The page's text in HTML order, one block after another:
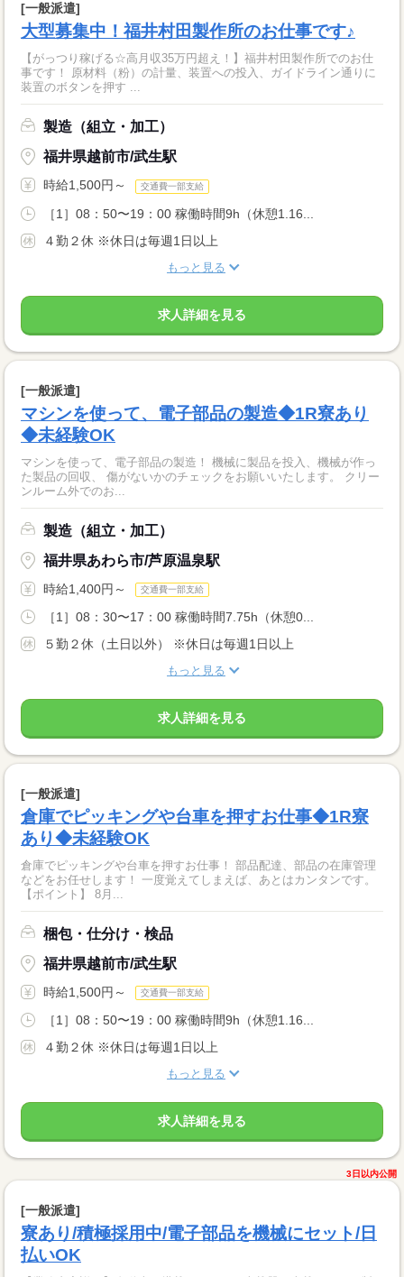
[一般派遣]
大型募集中！福井村田製作所のお仕事です♪
【がっつり稼げる☆高月収35万円超え！】福井村田製作所でのお仕
事です！ 原材料（粉）の計量、装置への投入、ガイドライン通りに
装置のボタンを押す ...
製造（組立・加工）
福井県越前市/武生駅
時給1,500円～ 交通費一部支給
［1］08：50〜19：00 稼働時間9h（休憩1.16...
４勤２休 ※休日は毎週1日以上
もっと見る
求人詳細を見る
[一般派遣]
マシンを使って、電子部品の製造◆1R寮あり
◆未経験OK
マシンを使って、電子部品の製造！ 機械に製品を投入、機械が作っ
た製品の回収、 傷がないかのチェックをお願いいたします。 クリー
ンルーム外でのお...
製造（組立・加工）
福井県あわら市/芦原温泉駅
時給1,400円～ 交通費一部支給
［1］08：30〜17：00 稼働時間7.75h（休憩0...
５勤２休（土日以外） ※休日は毎週1日以上
もっと見る
求人詳細を見る
[一般派遣]
倉庫でピッキングや台車を押すお仕事◆1R寮
あり◆未経験OK
倉庫でピッキングや台車を押すお仕事！ 部品配達、部品の在庫管理
などをお任せします！ 一度覚えてしまえば、あとはカンタンです。
【ポイント】 8月...
梱包・仕分け・検品
福井県越前市/武生駅
時給1,500円～ 交通費一部支給
［1］08：50〜19：00 稼働時間9h（休憩1.16...
４勤２休 ※休日は毎週1日以上
もっと見る
求人詳細を見る
3日以内公開
[一般派遣]
寮あり/積極採用中/電子部品を機械にセット/日
払いOK